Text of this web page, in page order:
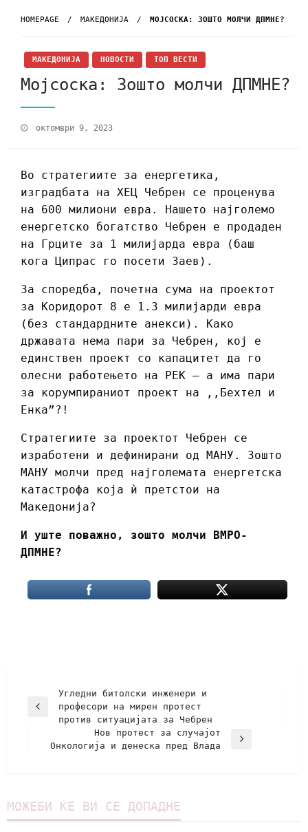
HOMEPAGE МАКЕДОНИЈА МОЈСОСКА: ЗОШТО МОЛЧИ ДПМНЕ?
МАКЕДОНИЈА НОВОСТИ ТОП ВЕСТИ
Мојсоска: Зошто молчи ДПМНЕ?
октомври 9, 2023
Во стратегиите за енергетика,
изградбата на ХЕЦ Чебрен се проценува
на 600 милиони евра. Нашето најголемо
енергетско богатство Чебрен е продаден
на Грците за 1 милијарда евра (баш
кога Ципрас го посети Заев).
За споредба, почетна сума на проектот
за Коридорот 8 е 1.3 милијарди евра
(без стандардните анекси). Како
државата нема пари за Чебрен, кој е
единствен проект со капацитет да го
олесни работењето на РЕК – а има пари
за корумпираниот проект на ,,Бехтел и
Енка”?!
Стратегиите за проектот Чебрен се
изработени и дефинирани од МАНУ. Зошто
МАНУ молчи пред најголемата енергетска
катастрофа која ѝ претстои на
Македонија?
И уште поважно, зошто молчи ВМРО-
ДПМНЕ?
Угледни битолски инженери и
професори на мирен протест
против ситуацијата за Чебрен
Нов протест за случајот
Онкологија и денеска пред Влада
МОЖЕБИ ЌЕ ВИ СЕ ДОПАДНЕ